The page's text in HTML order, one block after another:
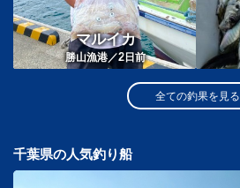
マルイカ
勝山漁港／2 日前
全ての釣果を見る
千葉県の人気釣り船